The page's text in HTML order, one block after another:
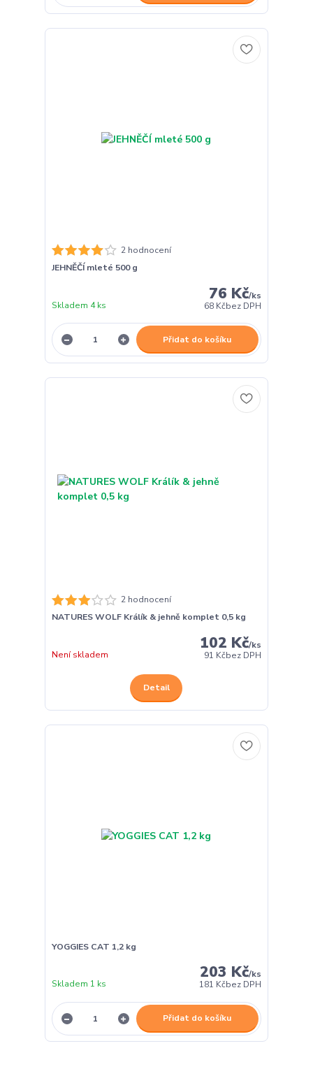
2 hodnocení
JEHNĚČÍ mleté 500 g
76 Kč/ks
68 Kčbez DPH
Skladem 4 ks
Přidat do košíku
2 hodnocení
NATURES WOLF Králík & jehně komplet 0,5 kg
102 Kč/ks
91 Kčbez DPH
Není skladem
Detail
YOGGIES CAT 1,2 kg
203 Kč/ks
181 Kčbez DPH
Skladem 1 ks
Přidat do košíku